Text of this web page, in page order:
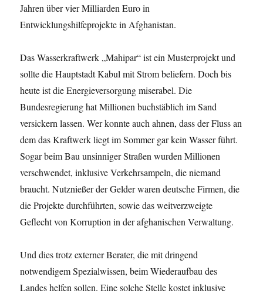
Jahren über vier Milliarden Euro in
Entwicklungshilfeprojekte in Afghanistan.
Das Wasserkraftwerk „Mahipar“ ist ein Musterprojekt und
sollte die Hauptstadt Kabul mit Strom beliefern. Doch bis
heute ist die Energieversorgung miserabel. Die
Bundesregierung hat Millionen buchstäblich im Sand
versickern lassen. Wer konnte auch ahnen, dass der Fluss an
dem das Kraftwerk liegt im Sommer gar kein Wasser führt.
Sogar beim Bau unsinniger Straßen wurden Millionen
verschwendet, inklusive Verkehrsampeln, die niemand
braucht. Nutznießer der Gelder waren deutsche Firmen, die
die Projekte durchführten, sowie das weitverzweigte
Geflecht von Korruption in der afghanischen Verwaltung.
Und dies trotz externer Berater, die mit dringend
notwendigem Spezialwissen, beim Wiederaufbau des
Landes helfen sollen. Eine solche Stelle kostet inklusive